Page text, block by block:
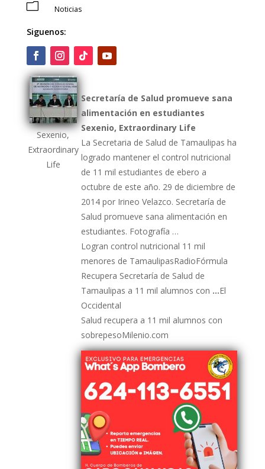
m Noticias
Siguenos:
Sexenio,
Extraordinary
Life
Secretaría de Salud promueve sana
alimentación en estudiantes
Sexenio, Extraordinary Life
La Secretaria de Salud de Tamaulipas ha
logrado mantener el control nutricional
de 11 mil estudiantes de ebero a
octubre de este año. 29 de diciembre de
2014 por Irineo Velazco. Secretaría de
Salud promueve sana alimentación en
estudiantes. Fotografía …
Logran control nutricional 11 mil
menores de TamaulipasRadioFórmula
Recupera Secretaría de Salud de
Tamaulipas a 11 mil alumnos con …El
Occidental
Salud recupera a 11 mil alumnos con
sobrepesoMilenio.com